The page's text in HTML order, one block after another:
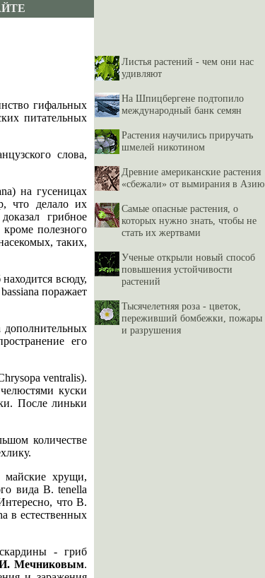
гифальных
питательных
слова,
на гусеницах
что делало их
грибное
полезного
таких,
всюду,
поражает
дополнительных
его
ventralis).
куски
После линьки
количестве
хрущи,
вида В. tenella
что В.
в естественных
- гриб
Мечниковым.
Листья растений - чем они нас
удивляют
На Шпицбергене подтопило
международный банк семян
Растения научились приручать
шмелей никотином
Древние американские растения
«сбежали» от вымирания в Азию
Самые опасные растения, о
которых нужно знать, чтобы не
стать их жертвами
Ученые открыли новый способ
повышения устойчивости
растений
Тысячелетняя роза - цветок,
переживший бомбежки, пожары
и разрушения